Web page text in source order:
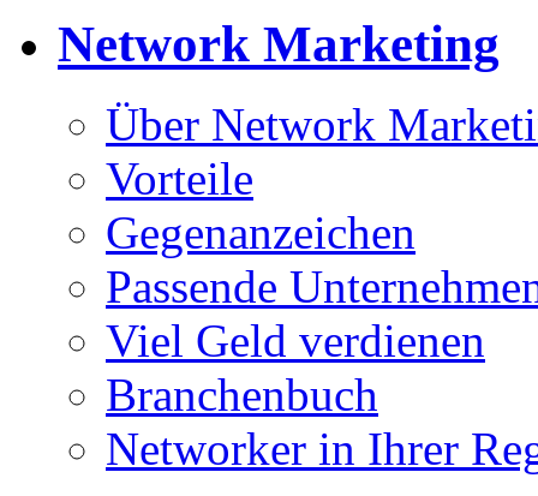
Network Marketing
Über Network
Vorteile
Gegenanzeichen
Passende
Viel Geld verdienen
Branchenbuch
Networker in Ihrer